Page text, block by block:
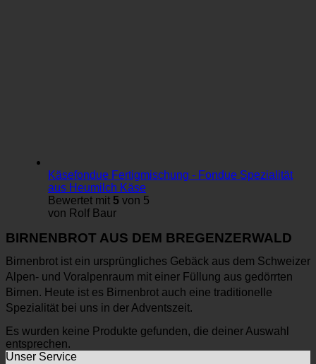
Käsefondue Fertigmischung - Fondue Spezialität
aus Heumilch Käse
Bewertet mit 5 von 5
von Rolf Baur
BIRNENBROT AUS DEM BREGENZERWALD
Birnenbrot ist ein ursprüngliches Gebäck aus dem Schweizer
Alpen- und Voralpenraum mit einer Füllung aus gedörrten
Birnen. Heute ist es Birnenbrot auch eine traditionelle
Spezialität bei uns in der Adventszeit.
Es wurden keine Produkte gefunden, die deiner Auswahl
entsprechen.
Unser Service